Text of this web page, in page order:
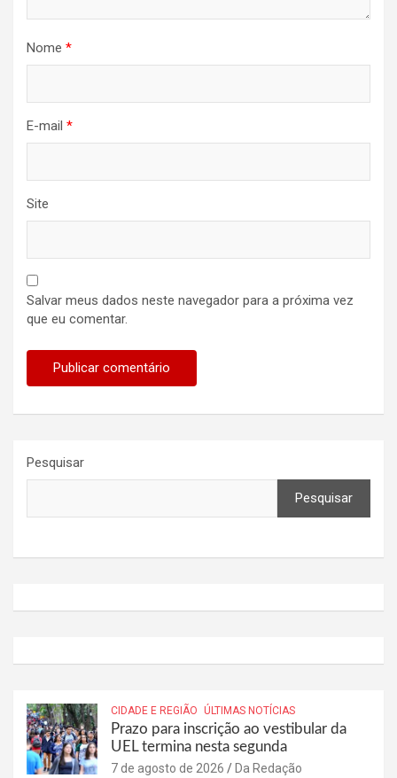
Nome *
E-mail *
Site
Salvar meus dados neste navegador para a próxima vez
que eu comentar.
Pesquisar
Pesquisar
CIDADE E REGIÃO ÚLTIMAS NOTÍCIAS
Prazo para inscrição ao vestibular da
UEL termina nesta segunda
7 de agosto de 2026 Da Redação